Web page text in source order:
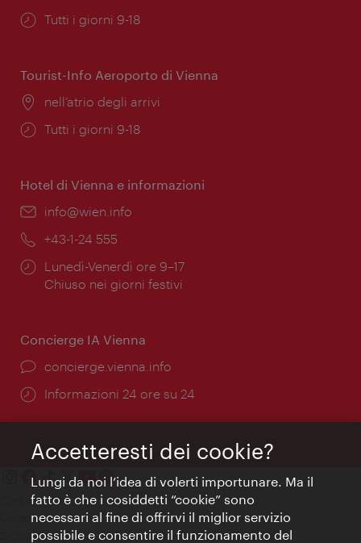
Orari
Tutti i giorni 9-18
Tourist-Info Aeroporto di Vienna
Posizione:
nell’atrio degli arrivi
Orari
Tutti i giorni 9-18
Hotel di Vienna e informazioni
Email:
info@wien.info
Telefono:
+43-1-24 555
Orari
di
Lunedì-Venerdì ore 9–17
Chiuso nei giorni festivi
Concierge IA Vienna
Ort:
concierge.vienna.info
Öffnungszeiten:
Informazioni 24 ore su 24
Contatti
Colophon
Dichiarazione sulla protezione dei dati
Accetteresti dei cookie?
Lungi da noi l’idea di volerti importunare. Ma il
fatto è che i cosiddetti “cookie” sono
necessari al fine di offrirvi il miglior servizio
possibile e consentire il funzionamento del